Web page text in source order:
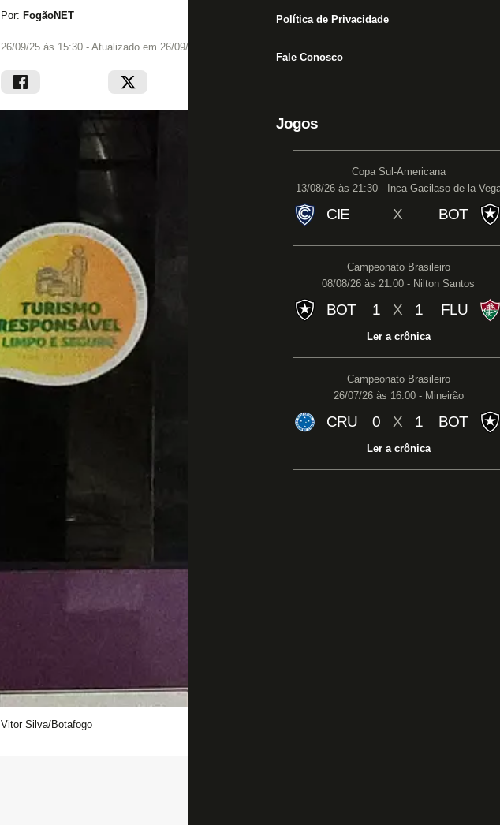
Política de Privacidade
Fale Conosco
Jogos
Copa Sul-Americana
13/08/26 às 21:30 - Inca Gacilaso de la
CIE X BOT
Campeonato Brasileiro
08/08/26 às 21:00 - Nilton Santos
BOT 1 X 1 FLU
Ler a crônica
Campeonato Brasileiro
26/07/26 às 16:00 - Mineirão
CRU 0 X 1 BOT
Ler a crônica
Por: FogãoNET
26/09/25 às 15:30 - Atualizado em 26/09/25 às 15:30
Vitor Silva/Botafogo